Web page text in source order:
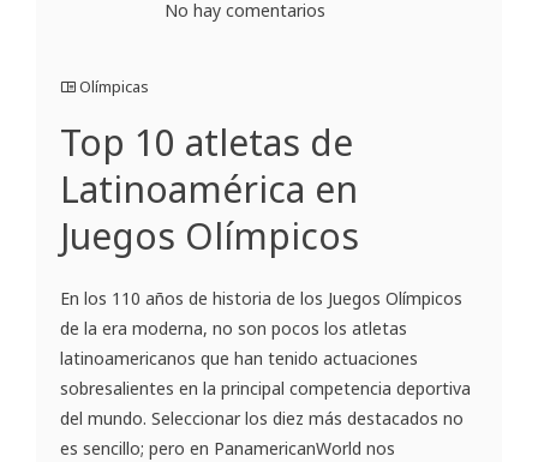
No hay comentarios
Olímpicas
Top 10 atletas de
Latinoamérica en
Juegos Olímpicos
En los 110 años de historia de los Juegos Olímpicos
de la era moderna, no son pocos los atletas
latinoamericanos que han tenido actuaciones
sobresalientes en la principal competencia deportiva
del mundo. Seleccionar los diez más destacados no
es sencillo; pero en PanamericanWorld nos